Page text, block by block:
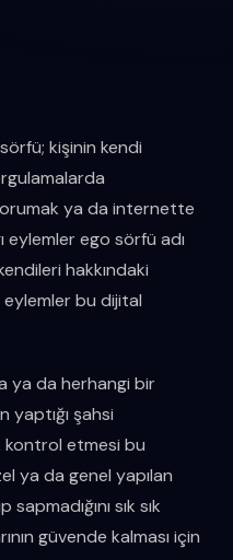
kişinin kendi
korumak ya da internette
eylemler ego sörfü adı
hakkındaki
bu dijital
ya da herhangi bir
yaptığı şahsi
kontrol etmesi bu
ya da genel yapılan
sık sık
güvende kalması için